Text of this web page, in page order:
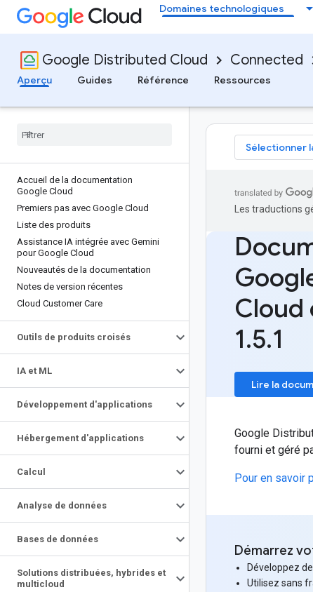
Domaines technologiques
Google Distributed Cloud Connected
Aperçu
Guides Référence Ressources
Accueil de la documentation
Google Cloud
Premiers pas avec Google Cloud
Liste des produits
Assistance IA intégrée avec Gemini
pour Google Cloud
Nouveautés de la documentation
Notes de version récentes
Cloud Customer Care
Outils de produits croisés
IA et ML
Développement d'applications
Hébergement d'applications
Calcul
Analyse de données
Bases de données
Solutions distribuées, hybrides et
multicloud
Sélectionner
Les traductions
Cloud
1.5.1
Lire la
Google
fourni et géré
Pour en savoir
Démarrez
Développez
Utilisez sans